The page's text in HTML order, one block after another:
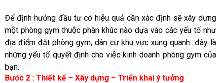
Để định hướng đầu tư có hiệu quả cần xác định sẽ xây dựng
một phòng gym thuộc phân khúc nào dựa vào các yếu tố như
địa điểm đặt phòng gym, dân cư khu vực xung quanh…đây là
những yếu tố quyết định cho việc kinh doanh phòng gym của
bạn.
Bước 2 : Thiết kế – Xây dựng – Triển khai ý tưởng